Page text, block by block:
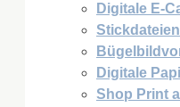
Digitale E-
Stickdateien
Digitale
Shop Print